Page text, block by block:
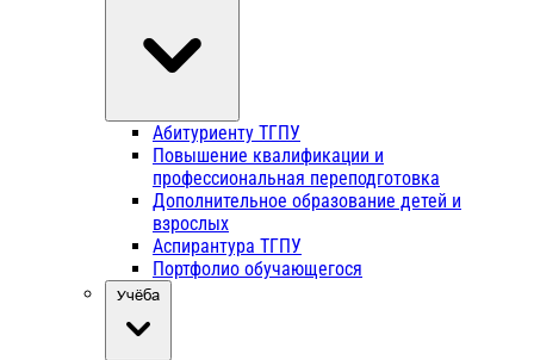
Абитуриенту ТГПУ
Повышение квалификации и
профессиональная переподготовка
Дополнительное образование детей и
взрослых
Аспирантура ТГПУ
Портфолио обучающегося
Учёба